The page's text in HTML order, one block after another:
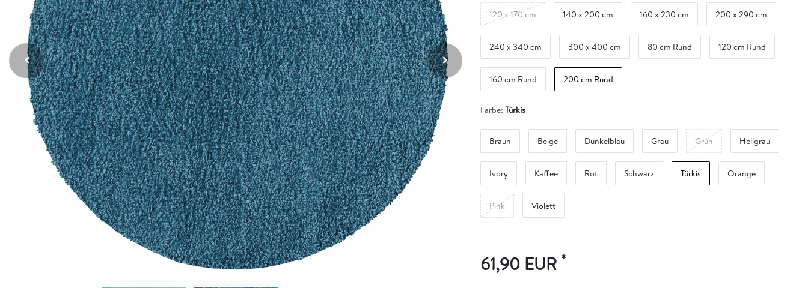
120 x 170 cm 140 x 200 cm 160 x 230 cm 200 x 290 cm
240 x 340 cm 300 x 400 cm 80 cm Rund 120 cm Rund
160 cm Rund 200 cm Rund
Farbe: Türkis
Braun Beige Dunkelblau Grau Grün Hellgrau
Ivory Kaffee Rot Schwarz Türkis Orange
Pink Violett
61,90 EUR *